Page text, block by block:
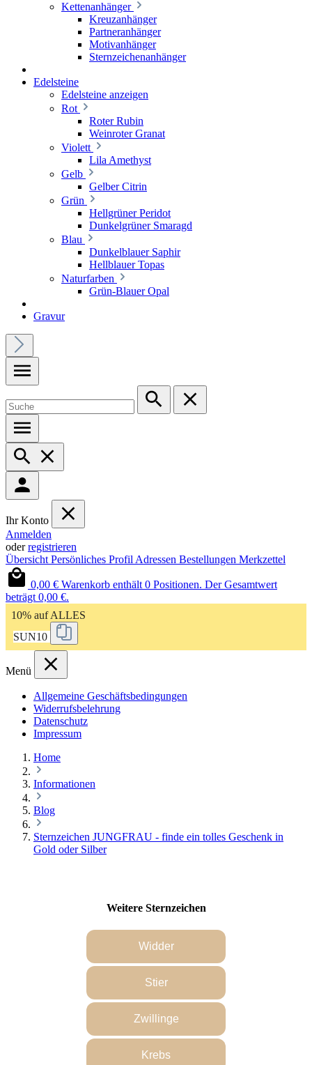
Kettenanhänger
Kreuzanhänger
Partneranhänger
Motivanhänger
Sternzeichenanhänger
Edelsteine
Edelsteine anzeigen
Rot
Roter Rubin
Weinroter Granat
Violett
Lila Amethyst
Gelb
Gelber Citrin
Grün
Hellgrüner Peridot
Dunkelgrüner Smaragd
Blau
Dunkelblauer Saphir
Hellblauer Topas
Naturfarben
Grün-Blauer Opal
Gravur
Ihr Konto
Anmelden
oderregistrieren
Übersicht Persönliches Profil Adressen Bestellungen Merkzettel
0,00 € Warenkorb enthält 0 Positionen. Der Gesamtwert
beträgt 0,00 €.
10% auf ALLES
SUN10
Menü
Allgemeine Geschäftsbedingungen
Widerrufsbelehrung
Datenschutz
Impressum
Home
Informationen
Blog
Sternzeichen JUNGFRAU - finde ein tolles Geschenk in
Gold oder Silber
Weitere Sternzeichen